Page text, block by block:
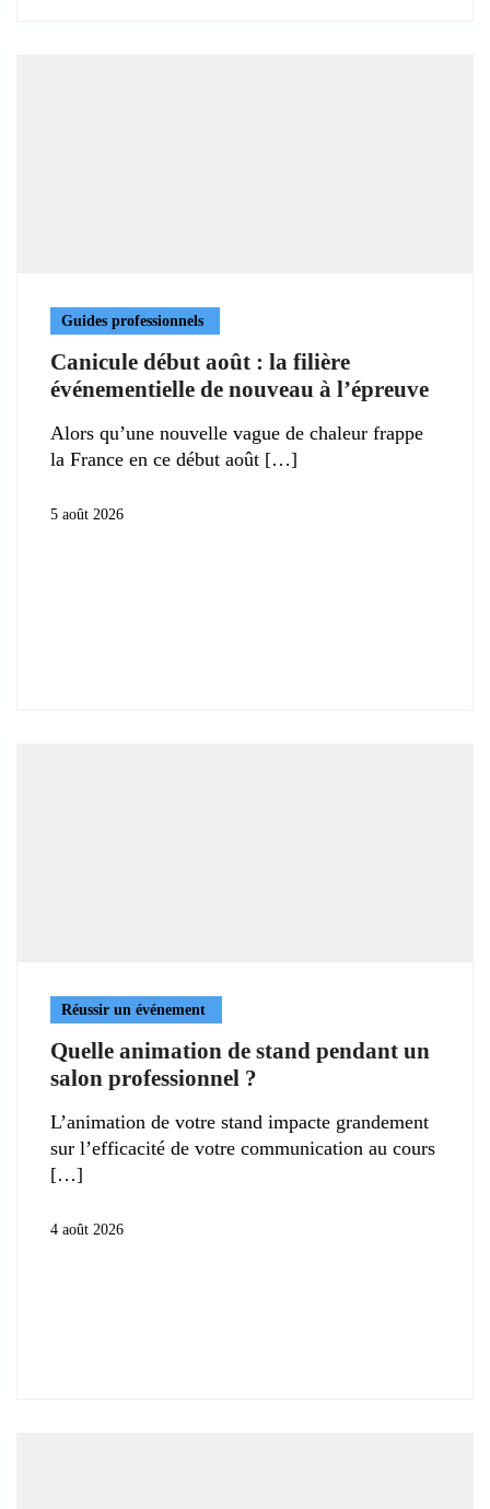
Guides professionnels
Canicule début août : la filière
événementielle de nouveau à l’épreuve
Alors qu’une nouvelle vague de chaleur frappe
la France en ce début août
5 août 2026
Réussir un événement
Quelle animation de stand pendant un
salon professionnel ?
L’animation de votre stand impacte grandement
sur l’efficacité de votre communication au cours
4 août 2026